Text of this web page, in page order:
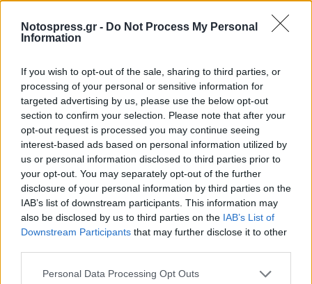
Notospress.gr - Do Not Process My Personal
Information
If you wish to opt-out of the sale, sharing to third parties, or
processing of your personal or sensitive information for
targeted advertising by us, please use the below opt-out
section to confirm your selection. Please note that after your
opt-out request is processed you may continue seeing
interest-based ads based on personal information utilized by
us or personal information disclosed to third parties prior to
your opt-out. You may separately opt-out of the further
disclosure of your personal information by third parties on the
IAB’s list of downstream participants. This information may
also be disclosed by us to third parties on the IAB’s List of
Downstream Participants that may further disclose it to other
Personal Data Processing Opt Outs
Ο Σταύρος Ξαρχάκος ζεί ένα μεγάλο έρωτα πλάι
στη γοητευτική Ηρώ. Είναι πλέον η γυναίκα που
δεν αποχωρίζεται κι εμπιστεύεται απόλυτα.
Είναι η μούσα του…
Συνεργάστηκαν πρώτη φορά το 2011 όταν ο
Σταύρος Ξαρχάκος είχε επιμεληθεί και
παρουσιάσει ένα αφιε΄ρωμα στον Μάνο
Χατζηδάκη. Αμέσως μετα συνεργάστηκαν στο
Ηρώδειο οπότε κι έγιναν αχώριστοι.
Ακολούθησε η παράσταση «Αμάν, Αμήν» και